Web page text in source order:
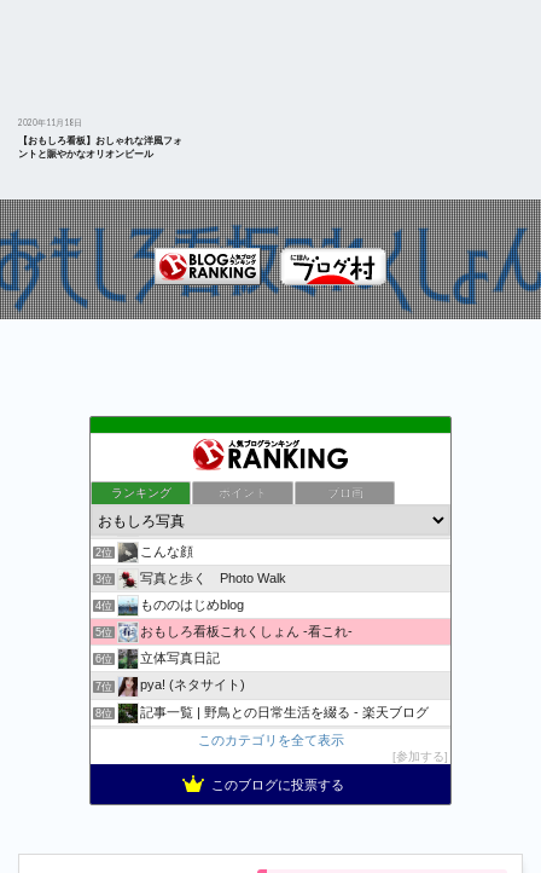
2020年11月18日
【おもしろ看板】おしゃれな洋風フォ
ントと賑やかなオリオンビール
ランキング ポイント ブロ画
1位 万物秘宝館
2位 こんな顔
3位 写真と歩く Photo Walk
4位 もののはじめblog
5位 おもしろ看板これくしょん -看これ-
6位 立体写真日記
7位 pya! (ネタサイト)
8位 記事一覧 | 野鳥との日常生活を綴る - 楽天ブログ
おまたせくまちゃん、たま〜に更新。
10位 Apple・任天堂情報局
おおむね日刊★狐のブログ2
このカテゴリを全て表示
参加する
このブログに投票する